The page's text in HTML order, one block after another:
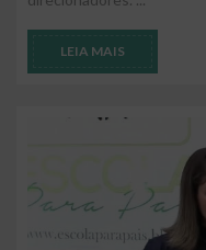
LEIA MAIS